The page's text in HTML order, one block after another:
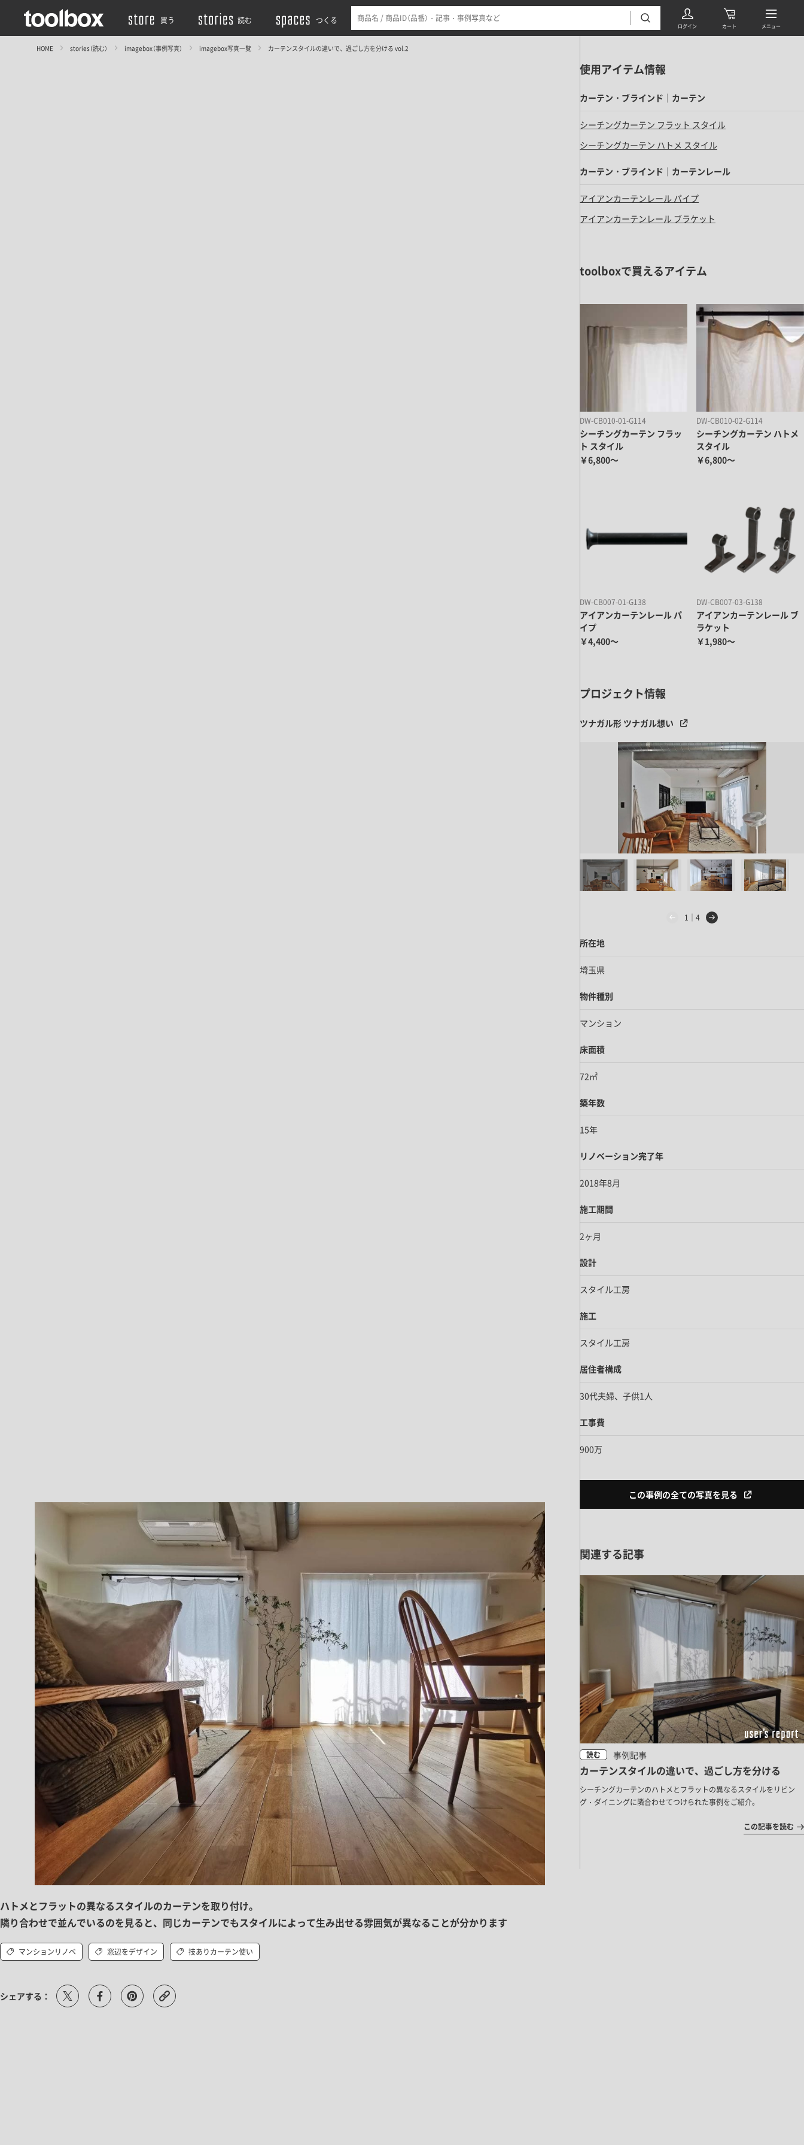
買う 読む つくる
HOME stories（読む） imagebox（事例写真） imagebox写真一覧 カーテンスタイルの違いで、過ごし方を分ける vol.2
ハトメとフラットの異なるスタイルのカーテンを取り付け。
隣り合わせで並んでいるのを見ると、同じカーテンでもスタイルによって生み出せる雰囲気が異なることが分かります
マンションリノベ 窓辺をデザイン 技ありカーテン使い
シェアする：
使用アイテム情報
カーテン・ブラインド｜カーテン
シーチングカーテン フラット スタイル
シーチングカーテン ハトメ スタイル
カーテン・ブラインド｜カーテンレール
アイアンカーテンレール パイプ
アイアンカーテンレール ブラケット
toolboxで買えるアイテム
DW-CB010-01-G114
シーチングカーテン フラッ
ト スタイル
￥6,800～
DW-CB010-02-G114
シーチングカーテン ハトメ
スタイル
￥6,800～
DW-CB007-01-G138
アイアンカーテンレール パ
イプ
￥4,400～
DW-CB007-03-G138
アイアンカーテンレール ブ
ラケット
￥1,980～
プロジェクト情報
ツナガル形 ツナガル想い
1｜4
所在地
埼玉県
物件種別
マンション
床面積
72㎡
築年数
15年
リノベーション完了年
2018年8月
施工期間
2ヶ月
設計
スタイル工房
施工
スタイル工房
居住者構成
30代夫婦、子供1人
工事費
900万
この事例の全ての写真を見る
関連する記事
読む 事例記事
カーテンスタイルの違いで、過ごし方を分ける
シーチングカーテンのハトメとフラットの異なるスタイルをリビン
グ・ダイニングに隣合わせてつけられた事例をご紹介。
この記事を読む
挽板複合フローリング
パーケット・ヘリンボーン
カーペット・床タイル・畳
タイル すべて
モザイクタイル
ブリック・レンガ
壁紙・クロス
キッチン すべて
キッチン天板・シンク
レンジフード
キッチン水栓
コンロ・食洗機・設備機器
キッチンパネル
キッチン収納
キッチンアクセサリー
キッチンセットアップ
洗面 すべて
洗面ボウル・洗面台
カウンター天板
洗面アクセサリー
ランドリーパーツ
洗面セットアップ
バス・トイレ すべて
浴槽・浴室・シャワー水栓
トイレアクセサリー
パーツ・ハードウェア すべて
タオル掛け・バー
ペーパーホルダー
ハンガーパイプ
フック
棚パーツ・ラック すべて
棚受け
棚板
テーブル・デスク すべて
テーブル脚
テーブル・デスク本体
収納・キャビネット
テレビボード
姿見・鏡
ドア・扉
引き戸
建具金物
カーテン・ブラインド すべて
カーテン
カーテンレール
ブラインド
ペンダント・シーリング
直付・ブラケット照明
塗料 すべて
室内壁塗料
DIYアイテム
道具・工具
ハンモック・蚊帳
フレーム・額縁
本・雑貨